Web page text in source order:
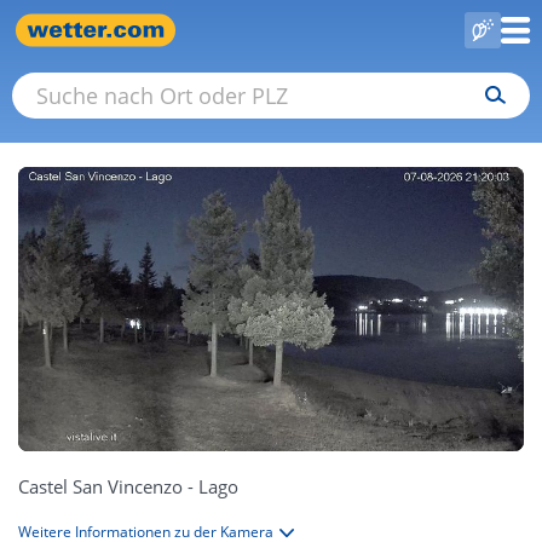
Castel San Vincenzo - Lago
Weitere Informationen zu der Kamera